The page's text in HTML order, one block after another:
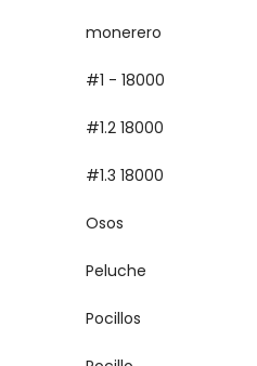
monerero
#1 - 18000
#1.2 18000
#1.3 18000
Osos
Peluche
Pocillos